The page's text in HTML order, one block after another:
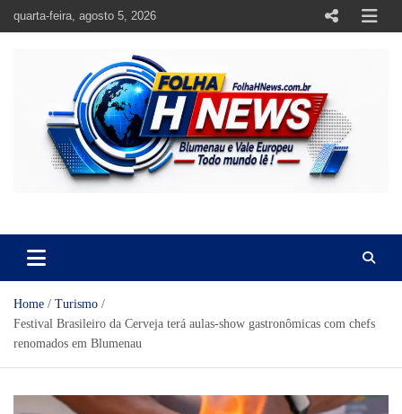
quarta-feira, agosto 5, 2026
Home
Turismo
Festival Brasileiro da Cerveja terá aulas-show gastronômicas com chefs
renomados em Blumenau